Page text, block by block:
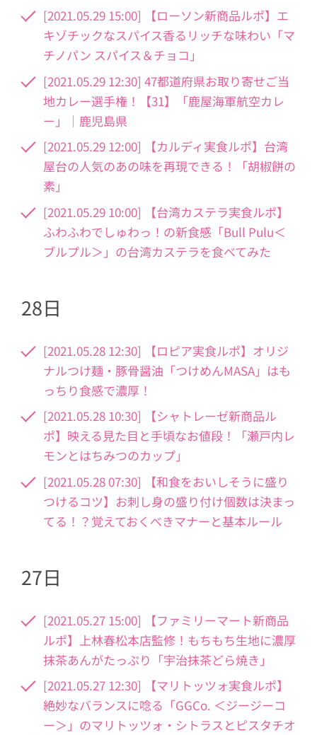
[2021.05.29 15:00] 【ローソン新商品ルポ】エ
キゾチックなスパイス香るリッチな味わい「マ
チノパン スパイス＆チョコ」
[2021.05.29 12:30] 47都道府県お取り寄せご当
地カレー選手権！【31】「鹿屋海軍航空カレ
ー」｜鹿児島県
[2021.05.29 12:00] 【カルディ実食ルポ】台湾
屋台の人気のあの味を再現できる！「胡椒餅の
素」
[2021.05.29 10:00] 【台湾カステラ実食ルポ】
ふわふわでしゅわっ！の新食感「Bull Pulu＜
ブルプル＞」の台湾カステラを食べてみた
28日
[2021.05.28 12:30] 【ロピア実食ルポ】オリジ
ナルつけ麺・豚骨醤油「つけめんMASA」はも
っちり食感で濃厚！
[2021.05.28 10:30] 【シャトレーゼ新商品ル
ポ】映える見た目と手頃なお値段！「瀬戸内レ
モンとはちみつのカップ」
[2021.05.28 07:30] 【和食をおいしそうに盛り
つけるコツ】お刺し身の盛り付け個数は決まっ
てる！？覚えておくべきマナーと基本ルール
27日
[2021.05.27 15:00] 【ファミリーマート新商品
ルポ】上林春松本店監修！もちもち生地に濃厚
抹茶あんがたっぷり「宇治抹茶どら焼き」
[2021.05.27 12:30] 【マリトッツォ実食ルポ】
絶妙なバランスに唸る「GGCo. ＜ジージーコ
ー＞」のマリトッツォ・シトラスとピスタチオ